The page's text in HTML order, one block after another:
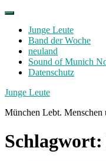
Skip
contentJunge Leute
Band der Woche
neuland
Sound of Munich
Datenschutz
Facebook
Twitter
Instagram
Junge Leute
München Lebt. Menschen
Schlagwort: